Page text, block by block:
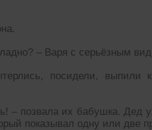
– Варя с серьёзным
посидели, выпили
– позвала их бабушка. Дед
показывал одну или две